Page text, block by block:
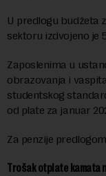
U predlogu budžeta
sektoru izdvojeno je
Zaposlenima u
obrazovanja i
studentskog
od plate za januar
Za penzije
Trošak otplate kamata